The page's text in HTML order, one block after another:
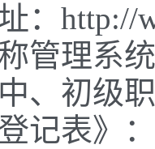
：http://
管理系
初级职
记表》